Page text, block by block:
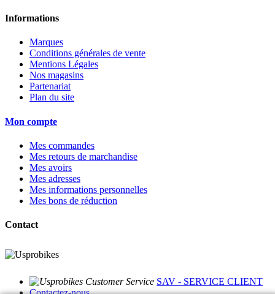
Informations
Marques
Conditions générales de vente
Mentions Légales
Nos magasins
Partenariat
Plan du site
Mon compte
Mes commandes
Mes retours de marchandise
Mes avoirs
Mes adresses
Mes informations personnelles
Mes bons de réduction
Contact
SAV - SERVICE CLIENT